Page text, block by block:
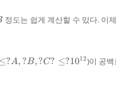
정도는 쉽게 계산할 수 있다. 이
≤?A , ? B,?C? ≤?1012)이 공